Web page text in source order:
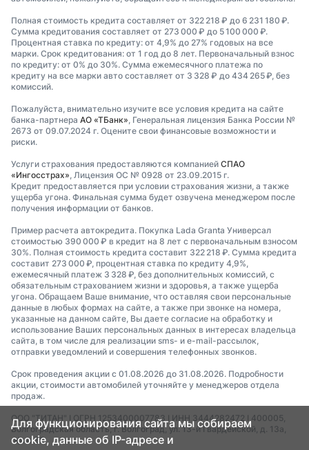
Полная стоимость кредита составляет от 322 218 ₽ до 6 231 180 ₽.
Сумма кредитования составляет от 273 000 ₽ до 5 100 000 ₽.
Процентная ставка по кредиту: от 4,9% до 27% годовых на все
марки. Срок кредитования: от 1 год до 8 лет. Первоначальный взнос
по кредиту: от 0% до 30%. Сумма ежемесячного платежа по
кредиту на все марки авто составляет от 3 328 ₽ до 434 265 ₽, без
комиссий.
Пожалуйста, внимательно изучите все условия кредита на сайте
банка-партнера АО «ТБанк» , Генеральная лицензия Банка России №
2673 от 09.07.2024 г. Оцените свои финансовые возможности и
риски.
Услуги страхования предоставляются компанией СПАО
«Ингосстрах» , Лицензия ОС № 0928 от 23.09.2015 г.
Кредит предоставляется при условии страхования жизни, а также
ущерба угона. Финальная сумма будет озвучена менеджером после
получения информации от банков.
Пример расчета автокредита. Покупка Lada Granta Универсал
стоимостью 390 000 ₽ в кредит на 8 лет с первоначальным взносом
30%. Полная стоимость кредита составит 322 218 ₽. Сумма кредита
составит 273 000 ₽, процентная ставка по кредиту 4,9%,
ежемесячный платеж 3 328 ₽, без дополнительных комиссий, с
обязательным страхованием жизни и здоровья, а также ущерба
угона. Обращаем Ваше внимание, что оставляя свои персональные
данные в любых формах на сайте, а также при звонке на номера,
указанные на данном сайте, Вы даете согласие на обработку и
использование Ваших персональных данных в интересах владельца
сайта, в том числе для реализации sms- и e-mail-рассылок,
отправки уведомлений и совершения телефонных звонков.
Срок проведения акции с 01.08.2026 до 31.08.2026. Подробности
акции, стоимости автомобилей уточняйте у менеджеров отдела
продаж.
ООО "ТИТАН" I ОГРН 1253400007783 I ИНН 3444282472 I 400005,
Волгоградская область, г. Волгоград, ул. 13-й Гвардейской, д. 13а,
офис 35.
Для функционирования сайта мы собираем
cookie, данные об IP-адресе и